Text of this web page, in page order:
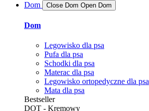
Dom
Close Dom Open Dom
Dom
Legowisko dla psa
Pufa dla psa
Schodki dla psa
Materac dla psa
Legowisko ortopedyczne dla psa
Mata dla psa
Bestseller
DOT - Kremowy